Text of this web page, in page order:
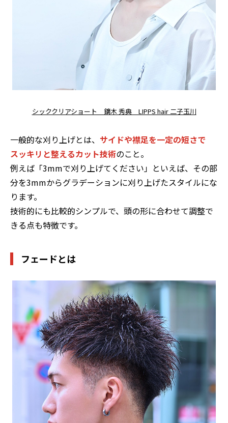
シッククリアショート 鏑木 秀典 LIPPS hair 二子玉川
一般的な刈り上げとは、 サイドや襟足を一定の短さで
スッキリと整えるカット技術のこと。
例えば「3mmで刈り上げてください」といえば、その部
分を3mmからグラデーションに刈り上げたスタイルにな
ります。
技術的にも比較的シンプルで、頭の形に合わせて調整で
きる点も特徴です。
フェードとは